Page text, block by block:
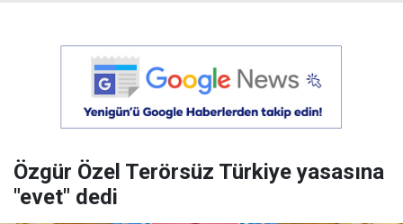
Özgür Özel Terörsüz Türkiye yasasına
"evet" dedi